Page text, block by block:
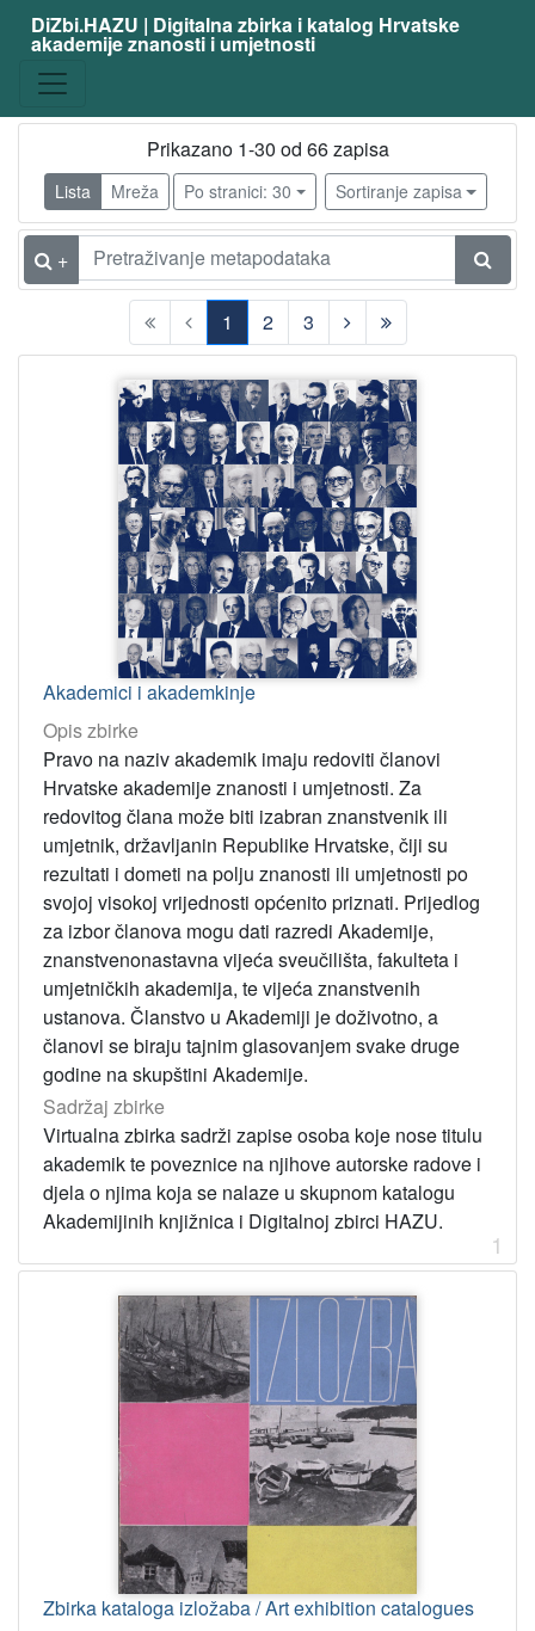
DiZbi.HAZU | Digitalna zbirka i katalog Hrvatske
akademije znanosti i umjetnosti
Prikazano 1-30 od 66 zapisa
Lista Mreža Po stranici: 30 Sortiranje zapisa
+
1
(current)
2 3
Akademici i akademkinje
Opis zbirke
Pravo na naziv akademik imaju redoviti članovi
Hrvatske akademije znanosti i umjetnosti. Za
redovitog člana može biti izabran znanstvenik ili
umjetnik, državljanin Republike Hrvatske, čiji su
rezultati i dometi na polju znanosti ili umjetnosti po
svojoj visokoj vrijednosti općenito priznati. Prijedlog
za izbor članova mogu dati razredi Akademije,
znanstvenonastavna vijeća sveučilišta, fakulteta i
umjetničkih akademija, te vijeća znanstvenih
ustanova. Članstvo u Akademiji je doživotno, a
članovi se biraju tajnim glasovanjem svake druge
godine na skupštini Akademije.
Sadržaj zbirke
Virtualna zbirka sadrži zapise osoba koje nose titulu
akademik te poveznice na njihove autorske radove i
djela o njima koja se nalaze u skupnom katalogu
Akademijinih knjižnica i Digitalnoj zbirci HAZU.
1
Zbirka kataloga izložaba / Art exhibition catalogues